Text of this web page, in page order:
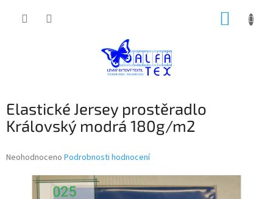
Elastické Jersey prostěradlo
Královský modrá 180g/m2
Průměrné
produktu
Neohodnoceno Podrobnosti hodnocení